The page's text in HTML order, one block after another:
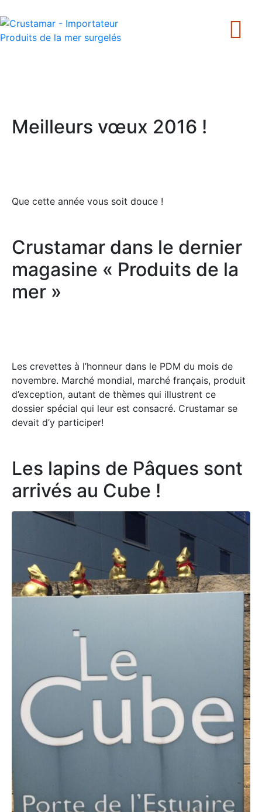
Meilleurs vœux 2016 !
Que cette année vous soit douce !
Crustamar dans le dernier
magasine « Produits de la
mer »
Les crevettes à l’honneur dans le PDM du mois de
novembre. Marché mondial, marché français, produit
d’exception, autant de thèmes qui illustrent ce
dossier spécial qui leur est consacré. Crustamar se
devait d’y participer!
Les lapins de Pâques sont
arrivés au Cube !